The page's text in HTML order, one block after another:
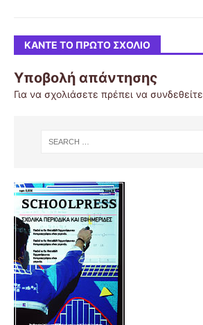
ΚΆΝΤΕ ΤΟ ΠΡΏΤΟ ΣΧΌΛΙΟ
Υποβολή απάντησης
Για να σχολιάσετε πρέπει να συνδεθείτε